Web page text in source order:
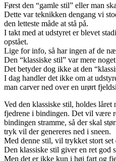
Først den “gamle stil” eller man
Dette var teknikken dengang vi
den letteste måde at stå på.
I takt med at udstyret er blevet
opstået.
Lige for info, så har ingen af de
Den “klassiske stil” var mere
Det betyder dog ikke at den
I dag handler det ikke om at
man carver ned over en urørt
Ved den klassiske stil, holdes
fjedrene i bindingen. Det vil være
bindingen stramme, så der skal
tryk vil der genereres ned i sneen.
Med denne stil, vil trykket stort
Den klassiske stil giver en ret god
Men det er ikke kun i høj fart og